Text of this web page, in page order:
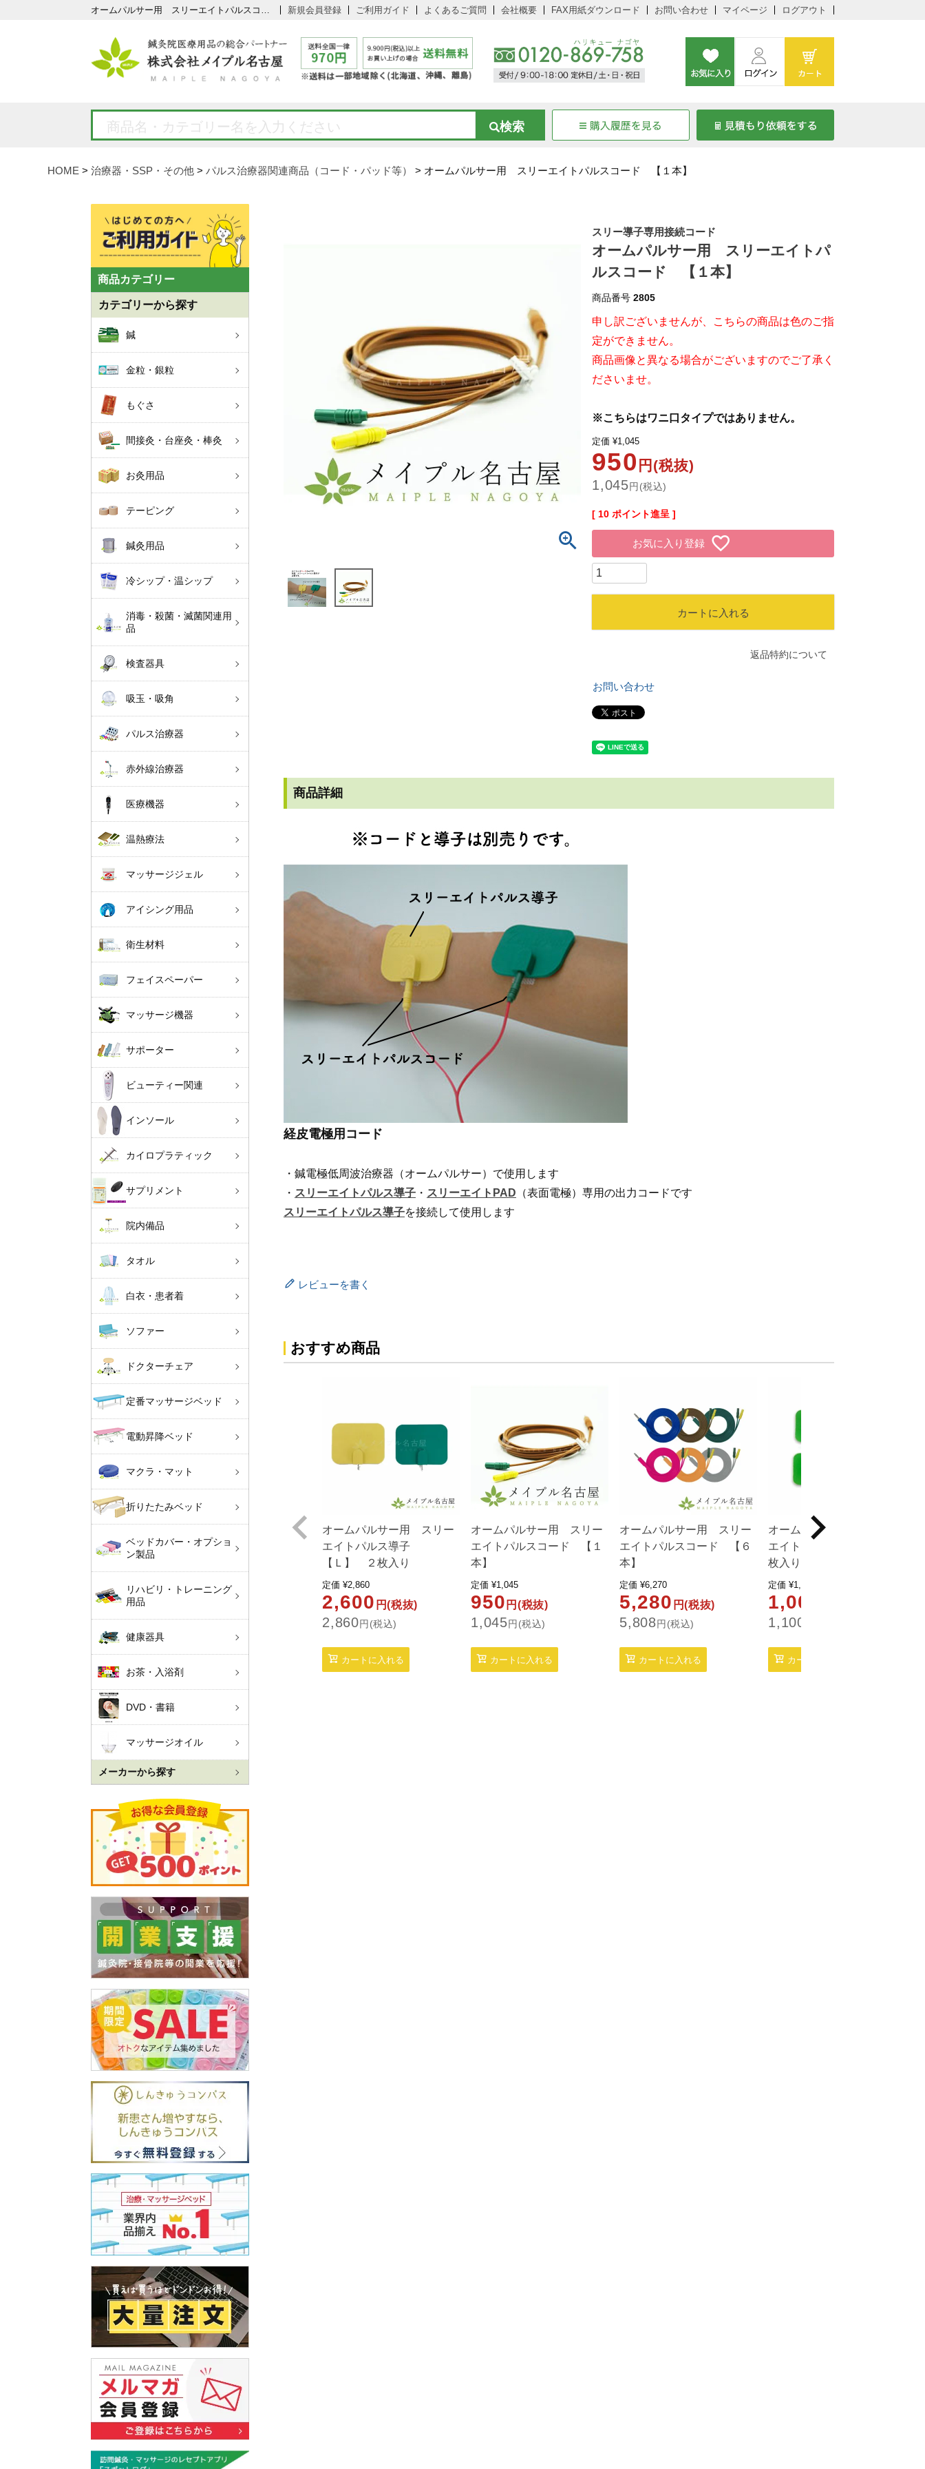
オームパルサー用 スリーエイトパルスコード 【１本】の通販なら5,000点以上の豊富な品揃えのメイプル名古屋へ 新規会員登録 ご利用ガイド よくあるご質問 会社概要 FAX用紙ダウンロード お問い合わせ マイページ ログアウト
HOME 治療器・SSP・その他 パルス治療器関連商品（コード・パッド等） オームパルサー用 スリーエイトパルスコード 【１本】
商品カテゴリー
カテゴリーから探す
鍼
金粒・銀粒
もぐさ
間接灸・台座灸・棒灸
お灸用品
テーピング
鍼灸用品
冷シップ・温シップ
消毒・殺菌・滅菌関連用
品
検査器具
吸玉・吸角
パルス治療器
赤外線治療器
医療機器
温熱療法
マッサージジェル
アイシング用品
衛生材料
フェイスペーパー
マッサージ機器
サポーター
ビューティー関連
インソール
カイロプラティック
サプリメント
院内備品
タオル
白衣・患者着
ソファー
ドクターチェア
定番マッサージベッド
電動昇降ベッド
マクラ・マット
折りたたみベッド
ベッドカバー・オプショ
ン製品
リハビリ・トレーニング
用品
健康器具
お茶・入浴剤
DVD・書籍
マッサージオイル
メーカーから探す
スリー導子専用接続コード
オームパルサー用 スリーエイトパ
ルスコード 【１本】
商品番号 2805
申し訳ございませんが、こちらの商品は色のご指
定ができません。
商品画像と異なる場合がございますのでご了承く
ださいませ。
※こちらはワニ口タイプではありません。
定価 ¥1,045
950 円(税抜)
1,045円(税込)
[ 10 ポイント進呈 ]
お気に入り登録
カートに入れる
返品特約について
お問い合わせ
商品詳細
経皮電極用コード
・鍼電極低周波治療器（オームパルサー）で使用します
・ スリーエイトパルス導子 ・ スリーエイトPAD （表面電極）専用の出力コードです
スリーエイトパルス導子を接続して使用します
レビューを書く
おすすめ商品
オームパルサー用 スリー
エイトパルス導子
【Ｌ】 ２枚入り
定価 ¥2,860
2,600 円(税抜)
2,860円(税込)
カートに入れる
オームパルサー用 スリー
エイトパルスコード 【１
本】
定価 ¥1,045
950 円(税抜)
1,045円(税込)
カートに入れる
オームパルサー用 スリー
エイトパルスコード 【６
本】
定価 ¥6,270
5,280 円(税抜)
5,808円(税込)
カートに入れる
オームパルサー用 スリー
エイトＰＡＤ 【Ｓ】 ４
枚入り
定価 ¥1,100
1,000
1,100
カートに入れる